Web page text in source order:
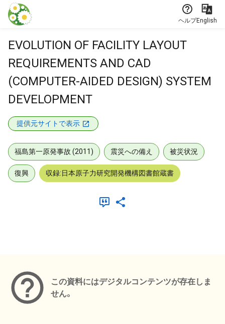
本文に飛ぶ
ヘルプEnglish
EVOLUTION OF FACILITY LAYOUT
REQUIREMENTS AND CAD
(COMPUTER-AIDED DESIGN) SYSTEM
DEVELOPMENT
提供元サイトで表示
福島第一原発事故 (2011) 震災への備え 被災状況
復興 収録:日本原子力研究開発機構図書館蔵書
この資料にはデジタルコンテンツが存在しま
せん。